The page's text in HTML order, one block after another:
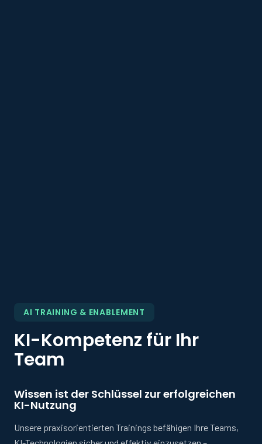
AI TRAINING & ENABLEMENT
KI-Kompetenz für Ihr
Team
Wissen ist der Schlüssel zur erfolgreichen
KI-Nutzung
Unsere praxisorientierten Trainings befähigen Ihre Teams,